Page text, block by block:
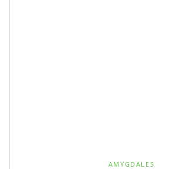
AMYGDALES